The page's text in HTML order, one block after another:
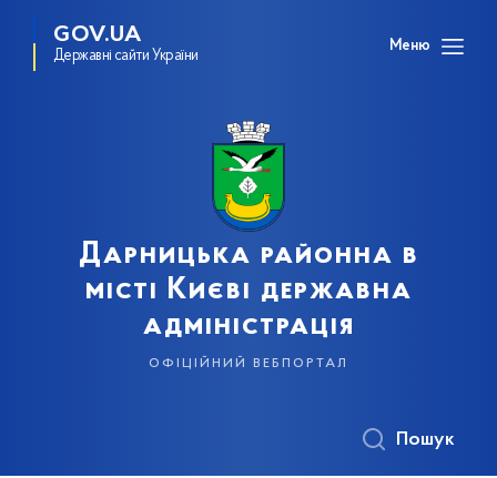
GOV.UA
Державні сайти України
Меню
Дарницька районна в
місті Києві державна
адміністрація
офіційний вебпортал
Пошук